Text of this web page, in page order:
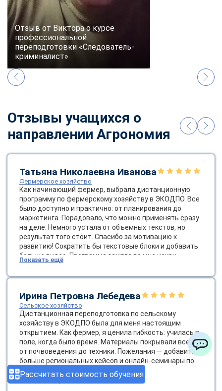
Рассчитать стоимость обучения
Отзыв от Виктора о курсе
профессиональной
переподготовки «Следователь-
криминалист»
Отзывы учащихся о
направлении Агрономия
Татьяна Николаевна Иванова
Фермерское хозяйство
Как начинающий фермер, выбрала дистанционную
программу по фермерскому хозяйству в ЭКОДПО. Все
было доступно и практично: от планирования до
маркетинга. Порадовало, что можно применять сразу
на деле. Немного устала от объемных текстов, но
результат того стоит. Спасибо за мотивацию к
развитию! Сократить бы текстовые блоки и добавить
больше видео. Программа зажгла во мне искру
предпринимательства; помню момент, когда после
маркетингового модуля продажи выросли вдвое, и это
Показать ещё
Ирина Петровна Лебедева
Сельское хозяйство
Дистанционная переподготовка по сельскому
хозяйству в ЭКОДПО была для меня настоящим
открытием. Как фермер, я ценила гибкость: училась в
поле, когда было время. Материалы покрывали все —
от почвоведения до техники. Пожелания — добавить
больше региональных кейсов и онлайн-семинары по
локальным вызовам.
Показать ещё
Telegram
Vkontakte EMail
ChatApp